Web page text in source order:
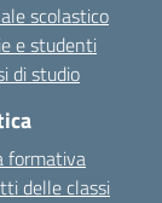
scolastico
e studenti
di studio
formativa
delle classi